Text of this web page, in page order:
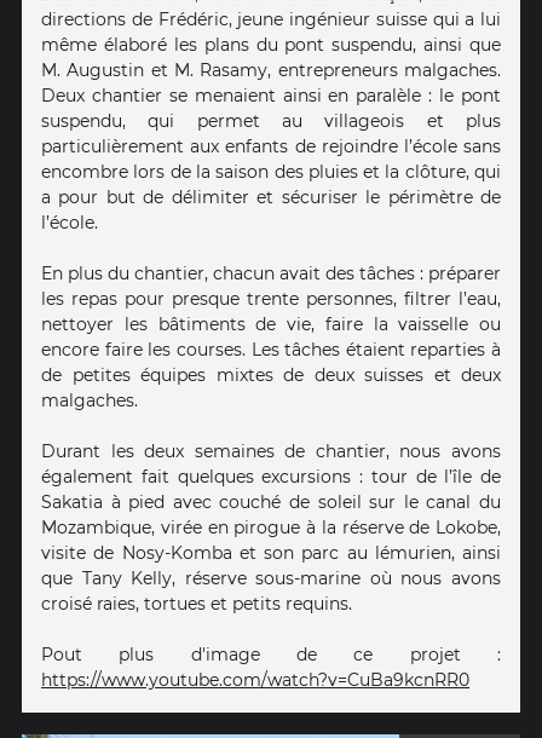
directions de Frédéric, jeune ingénieur suisse qui a lui
même élaboré les plans du pont suspendu, ainsi que
M. Augustin et M. Rasamy, entrepreneurs malgaches.
Deux chantier se menaient ainsi en paralèle : le pont
suspendu, qui permet au villageois et plus
particulièrement aux enfants de rejoindre l’école sans
encombre lors de la saison des pluies et la clôture, qui
a pour but de délimiter et sécuriser le périmètre de
l’école.
En plus du chantier, chacun avait des tâches : préparer
les repas pour presque trente personnes, filtrer l’eau,
nettoyer les bâtiments de vie, faire la vaisselle ou
encore faire les courses. Les tâches étaient reparties à
de petites équipes mixtes de deux suisses et deux
malgaches.
Durant les deux semaines de chantier, nous avons
également fait quelques excursions : tour de l’île de
Sakatia à pied avec couché de soleil sur le canal du
Mozambique, virée en pirogue à la réserve de Lokobe,
visite de Nosy-Komba et son parc au lémurien, ainsi
que Tany Kelly, réserve sous-marine où nous avons
croisé raies, tortues et petits requins.
Pout plus d'image de ce projet :
https://www.youtube.com/watch?v=CuBa9kcnRR0